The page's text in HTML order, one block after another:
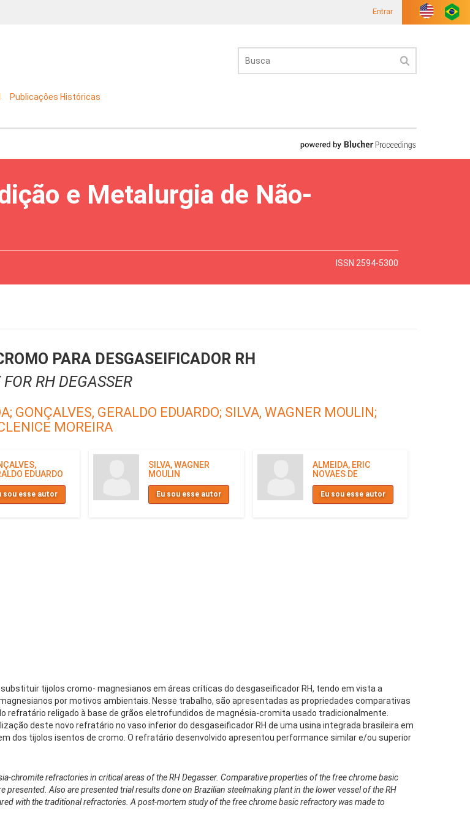
Entrar
Publicações Históricas
e Metalurgia de Não-
ISSN 2594-5300
PARA DESGASEIFICADOR RH
RH DEGASSER
GONÇALVES, GERALDO EDUARDO; SILVA, WAGNER MOULIN;
MOREIRA
EDUARDO
sou esse autor
SILVA, WAGNER
MOULIN
Eu sou esse autor
ALMEIDA, ERIC
NOVAES DE
Eu sou esse autor
tijolos cromo- magnesianos em áreas críticas do desgaseificador RH, tendo em vista a
por motivos ambientais. Nesse trabalho, são apresentadas as propriedades comparativas
refratário religado à base de grãos eletrofundidos de magnésia-cromita usado tradicionalmente.
deste novo refratário no vaso inferior do desgaseificador RH de uma usina integrada brasileira em
dos tijolos isentos de cromo. O refratário desenvolvido apresentou performance similar e/ou superior
chromite refractories in critical areas of the RH Degasser. Comparative properties of the free chrome basic
Also are presented trial results done on Brazilian steelmaking plant in the lower vessel of the RH
with the traditional refractories. A post-mortem study of the free chrome basic refractory was made to